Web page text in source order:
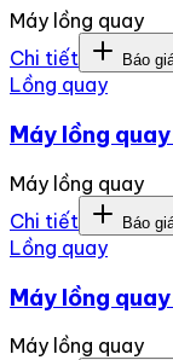
Máy lồng quay
Chi tiết
Báo
Lồng quay
Máy lồng
Máy lồng quay
Chi tiết
Báo
Lồng quay
Máy lồng
Máy lồng quay